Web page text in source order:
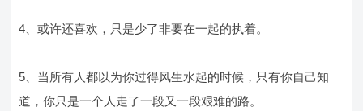
4、或许还喜欢，只是少了非要在一起的执着。
5、当所有人都以为你过得风生水起的时候，只有你自己知
道，你只是一个人走了一段又一段艰难的路。